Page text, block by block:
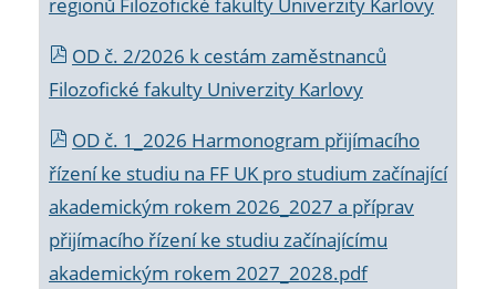
regionů Filozofické fakulty Univerzity Karlovy
OD č. 2/2026 k cestám zaměstnanců
Filozofické fakulty Univerzity Karlovy
OD č. 1_2026 Harmonogram přijímacího
řízení ke studiu na FF UK pro studium začínající
akademickým rokem 2026_2027 a příprav
přijímacího řízení ke studiu začínajícímu
akademickým rokem 2027_2028.pdf